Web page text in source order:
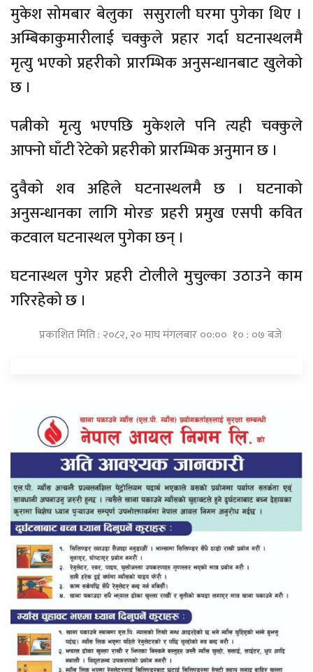
मुकेश सोमबार बेलुका ससुराली घरमा पुगेका थिए ।
अम्बिकाकुमारीलाई चक्कुले प्रहार गर्दा घटनास्थलमै
मृत्यु भएको प्रहरीको प्रारम्भिक अनुसन्धानबाट खुलेको
छ ।
पत्नीको मृत्यु भएपछि मुकेशले पनि त्यही चक्कुले
आफ्नो घाँटी रेटेको प्रहरीको प्रारम्भिक अनुमान छ ।
दुवैको शव अहिले घटनास्थलमै छ । घटनाको
अनुसन्धानका लागि मोरङ प्रहरी प्रमुख एसपी कवित
कटवाल घटनास्थल पुगेका छन् ।
घटनास्थल पुगेर प्रहरी टोलीले मुचुल्का उठाउने काम
गरिरहेको छ ।
प्रकाशित मिति : २०८२, २० माघ मंगलबार ००:०० १० : ०७ बजे